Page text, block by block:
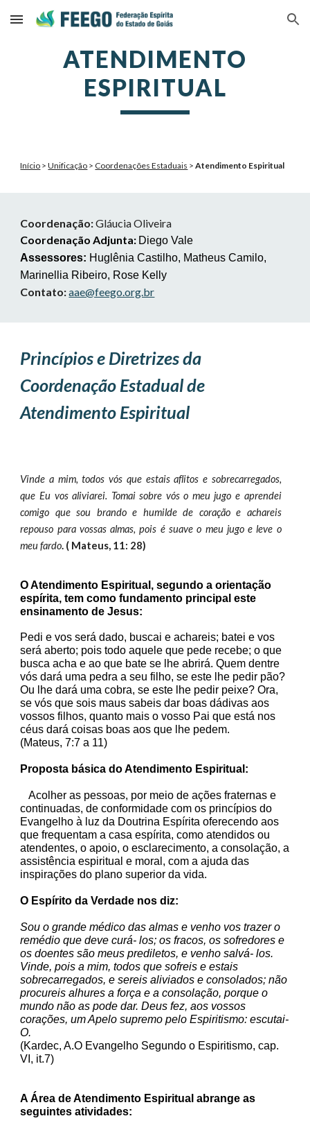
Skip to main content Skip to navigation
ATENDIMENTO
ESPIRITUAL
Início >Unificação > Coordenações Estaduais > Atendimento Espiritual
Coordenação:Gláucia Oliveira
Coordenação Adjunta: Diego Vale
Assessores: Huglênia Castilho, Matheus Camilo,
Marinellia Ribeiro, Rose Kelly
Contato:aae@feego.org.br
Princípios e Diretrizes da
Coordenação Estadual de
Atendimento Espiritual
Vinde a mim, todos vós que estais aflitos e sobrecarregados,
que Eu vos aliviarei. Tomai sobre vós o meu jugo e aprendei
comigo que sou brando e humilde de coração e achareis
repouso para vossas almas, pois é suave o meu jugo e leve o
meu fardo. ( Mateus, 11: 28)
O Atendimento Espiritual, segundo a orientação
espírita, tem como fundamento principal este
ensinamento de Jesus:
Pedi e vos será dado, buscai e achareis; batei e vos
será aberto; pois todo aquele que pede recebe; o que
busca acha e ao que bate se lhe abrirá. Quem dentre
vós dará uma pedra a seu filho, se este lhe pedir pão?
Ou lhe dará uma cobra, se este lhe pedir peixe? Ora,
se vós que sois maus sabeis dar boas dádivas aos
vossos filhos, quanto mais o vosso Pai que está nos
céus dará coisas boas aos que lhe pedem.
(Mateus, 7:7 a 11)
Proposta básica do Atendimento Espiritual:
Acolher as pessoas, por meio de ações fraternas e
continuadas, de conformidade com os princípios do
Evangelho à luz da Doutrina Espírita oferecendo aos
que frequentam a casa espírita, como atendidos ou
atendentes, o apoio, o esclarecimento, a consolação, a
assistência espiritual e moral, com a ajuda das
inspirações do plano superior da vida.
O Espírito da Verdade nos diz:
Sou o grande médico das almas e venho vos trazer o
remédio que deve curá- los; os fracos, os sofredores e
os doentes são meus prediletos, e venho salvá- los.
Vinde, pois a mim, todos que sofreis e estais
sobrecarregados, e sereis aliviados e consolados; não
procureis alhures a força e a consolação, porque o
mundo não as pode dar. Deus fez, aos vossos
corações, um Apelo supremo pelo Espiritismo: escutai-
O.
​​​​​(Kardec, A.O Evangelho Segundo o Espiritismo, cap.
VI, it.7)
A Área de Atendimento Espiritual abrange as
seguintes atividades: